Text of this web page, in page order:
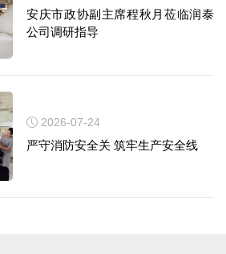
安庆市政协副主席程秋月莅临润泰
公司调研指导
2026-07-24
严守消防安全关 筑牢生产安全线